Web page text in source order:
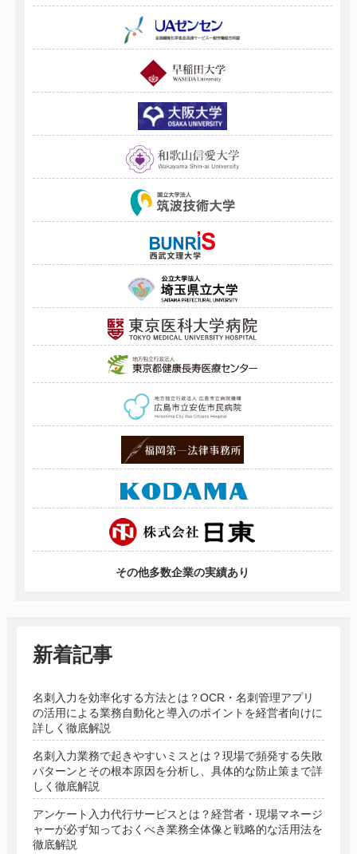
その他多数企業の実績あり
新着記事
名刺入力を効率化する方法とは？OCR・名刺管理アプリ
の活用による業務自動化と導入のポイントを経営者向けに
詳しく徹底解説
名刺入力業務で起きやすいミスとは？現場で頻発する失敗
パターンとその根本原因を分析し、具体的な防止策まで詳
しく徹底解説
アンケート入力代行サービスとは？経営者・現場マネージ
ャーが必ず知っておくべき業務全体像と戦略的な活用法を
徹底解説